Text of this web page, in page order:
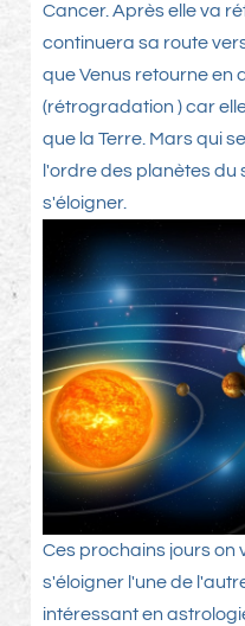
Cancer. Après elle va
continuera sa route
que Venus retourne en
(rétrogradation ) car
que la Terre. Mars qui
l'ordre des planètes du
s'éloigner.
Ces prochains jours on
s'éloigner l'une de
intéressant en